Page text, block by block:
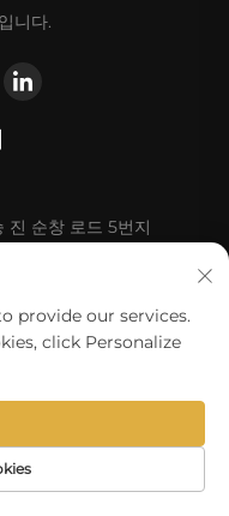
니다.
진 순창 로드 5번지
회사.
provide our services.
click Personalize